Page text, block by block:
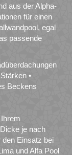
aus der Alpha-
für einen
egal
passende
•
Beckens
je nach
den Einsatz bei
und Alfa Pool